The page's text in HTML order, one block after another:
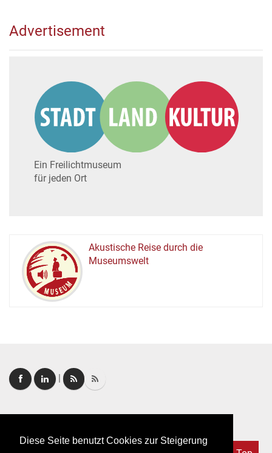
Diese Seite benutzt Cookies zur Steigerung
Advertisement
Ein Freilichtmuseum
für jeden Ort
MUSEUM
Akustische Reise durch die
Museumswelt